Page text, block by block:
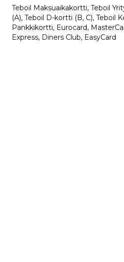
Teboil Maksuaikakortti, Teboil
(A), Teboil D-kortti (B, C), Teboil
Pankkikortti, Eurocard,
Express, Diners Club, EasyCard